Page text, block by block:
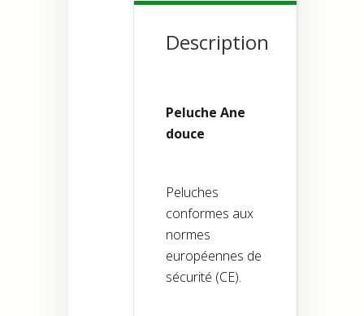
Description
Peluche Ane
douce
Peluches
conformes aux
normes
européennes de
sécurité (CE).